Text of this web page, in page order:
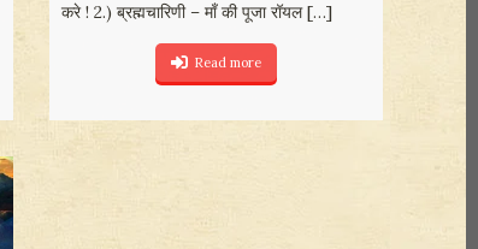
करे ! 2.) ब्रह्मचारिणी – माँ की पूजा रॉयल[…]
Read more